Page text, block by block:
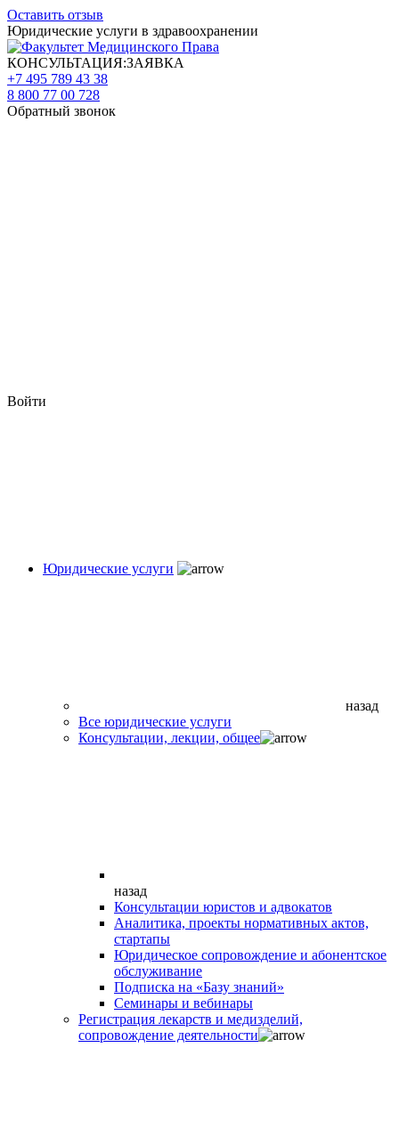
Оставить отзыв
Юридические услуги в здравоохранении
КОНСУЛЬТАЦИЯ:ЗАЯВКА
+7 495 789 43 38
8 800 77 00 728
Обратный звонок
Войти
Юридические услуги
назад
Все юридические услуги
Консультации, лекции, общее
назад
Консультации юристов и адвокатов
Аналитика, проекты нормативных актов,
стартапы
Юридическое сопровождение и абонентское
обслуживание
Подписка на «Базу знаний»
Семинары и вебинары
Регистрация лекарств и медизделий,
сопровождение деятельности